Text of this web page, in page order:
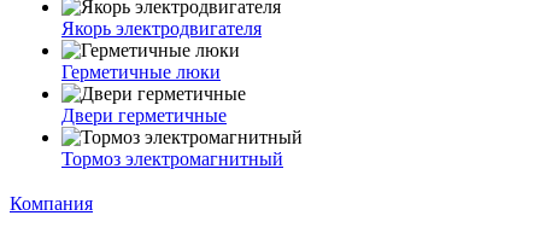
Якорь электродвигателя
Герметичные люки
Двери герметичные
Тормоз электромагнитный
Компания